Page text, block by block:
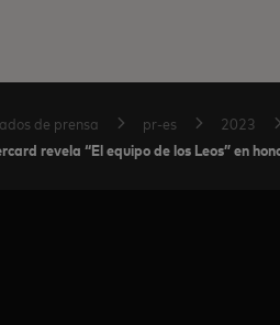
de prensa pr-es 2023
revela “El equipo de los Leos” en